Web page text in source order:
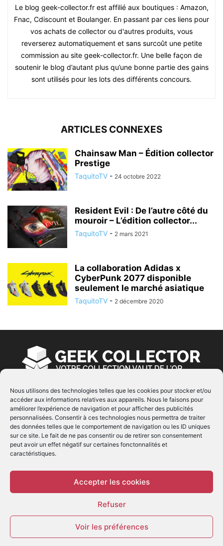
Nous utilisons des technologies telles que les cookies pour stocker et/ou
accéder aux informations relatives aux appareils. Nous le faisons pour
améliorer l’expérience de navigation et pour afficher des publicités
personnalisées. Consentir à ces technologies nous permettra de traiter
des données telles que le comportement de navigation ou les ID uniques
sur ce site. Le fait de ne pas consentir ou de retirer son consentement
peut avoir un effet négatif sur certaines fonctonnalités et
caractéristiques.
Accepter les cookies
Refuser
Voir les préférences
Le blog geek-collector.fr est affilié aux boutiques : Amazon,
Fnac, Cdiscount et Boulanger. En passant par ces liens pour
vos achats de collector ou d'autres produits, vous
reverserez automatiquement et sans surcoût une petite
commission au site geek-collector.fr. Une belle façon de
soutenir le blog d’autant plus qu’une bonne partie des gains
sont utilisés pour les lots des différents concours.
ARTICLES CONNEXES
Chainsaw Man – Édition collector
Prestige
TaquitoTV - 24 octobre 2022
Resident Evil : De l’autre côté du
mouroir – L’édition collector...
TaquitoTV - 2 mars 2021
La collaboration Adidas x
CyberPunk 2077 disponible
seulement le marché asiatique
TaquitoTV - 2 décembre 2020
À PROPOS
© Copyright 2022 | Produit parEIMAI| Tous Droits
Réservés
© - Création :EIMAI